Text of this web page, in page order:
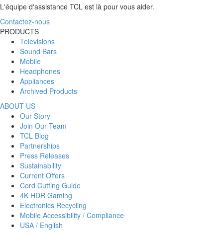
L'équipe d'assistance TCL est là pour vous aider.
Contactez-nous
PRODUCTS
Televisions
Sound Bars
Mobile
Headphones
Appliances
Archived Products
ABOUT US
Our Story
Join Our Team
TCL Blog
Partnerships
Press Releases
Sustainability
Current Offers
Cord Cutting Guide
4K HDR Gaming
Electronics Recycling
Mobile Accessibility / Compliance
USA / English